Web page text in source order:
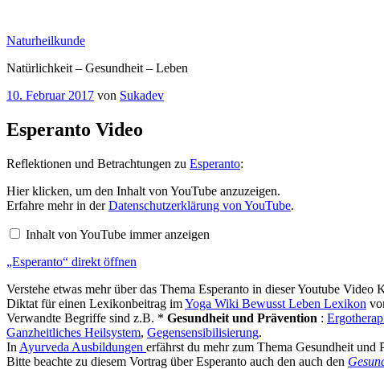
springen
Naturheilkunde
Natürlichkeit – Gesundheit – Leben
Veröffentlicht
10. Februar 2017 von Sukadev
Esperanto Video
Reflektionen und Betrachtungen zu Esperanto:
„Esperanto“
von
YouTube
Hier klicken, um den Inhalt von YouTube anzuzeigen.
Erfahre mehr in derDatenschutzerklärung von YouTube.
Inhalt von YouTube immer anzeigen
„Esperanto“ direkt öffnen
Verstehe etwas mehr über das Thema Esperanto in dieser Youtube
Diktat für einen Lexikonbeitrag imYoga Wiki Bewusst Leben Lexikon
Verwandte Begriffe sind z.B. * Gesundheit und Prävention :
Ganzheitliches Heilsystem, Gegensensibilisierung.
In Ayurveda Ausbildungen erfährst du mehr zum Thema Gesundheit
Bitte beachte zu diesem Vortrag über Esperanto auch den auch den